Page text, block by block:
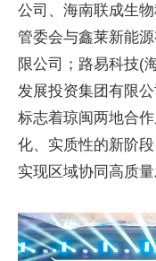
公司、海南联成生
管委会与鑫莱新能
限公司；路易科技(
发展投资集团有限
标志着琼闽两地合
化、实质性的新阶
实现区域协同高质